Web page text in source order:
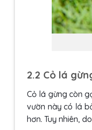
2.2 Cỏ lá
Cỏ lá gừng còn
vườn này có lá
hơn. Tuy nhiên,